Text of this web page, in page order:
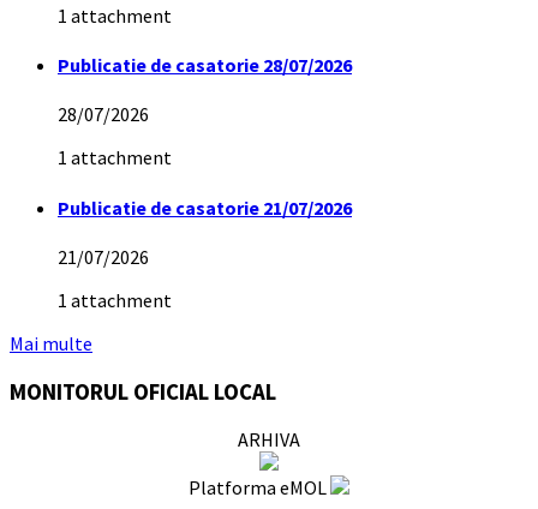
1 attachment
Publicatie de casatorie 28/07/2026
28/07/2026
1 attachment
Publicatie de casatorie 21/07/2026
21/07/2026
1 attachment
Mai multe
MONITORUL OFICIAL LOCAL
ARHIVA
Platforma eMOL